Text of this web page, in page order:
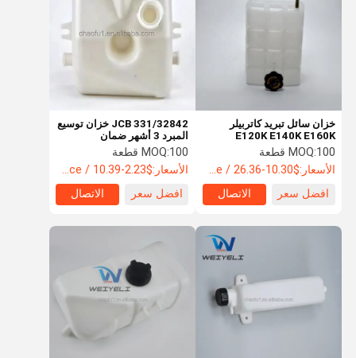
JCB 331/32842 خزان توسيع
المبرد 3 أشهر ضمان
MOQ:100 قطعة
الأسعار:$2.23-10.39 / piece
افضل سعر
الاتصال
خزان سائل تبريد كاتربيلر
E120K E140K E160K
2774837 2486199
8C3681 آلات البناء خزان
توسعة سائل التبريد
MOQ:100 قطعة
الأسعار:$10.30-26.36 / piece
افضل سعر
الاتصال